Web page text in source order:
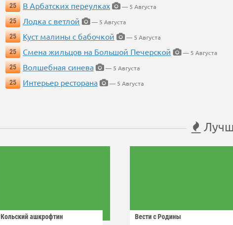
25
В Арбатских переулках
— 5 Августа
25
Лодка с ветлой
— 5 Августа
25
Куст малины с бабочкой
— 5 Августа
25
Смена жильцов на Большой Печерской
— 5 Августа
25
Волшебная синева
— 5 Августа
25
Интерьер ресторана — 5 Августа
Кольский ашкрофтин Вести с Родины